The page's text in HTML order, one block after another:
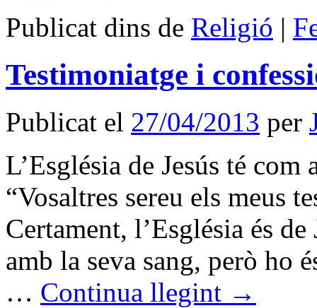
Publicat dins de Religió |
Testimoniatge i
Publicat el 27/04/2013 per
L’Església de Jesús té
“Vosaltres sereu els meus
Certament, l’Església és
amb la seva sang, però ho
… Continua llegint →